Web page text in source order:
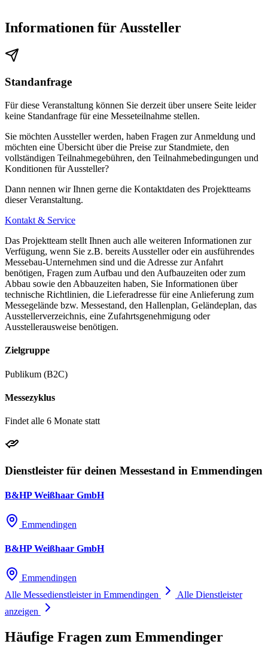
Informationen für Aussteller
Standanfrage
Für diese Veranstaltung können Sie derzeit über unsere Seite leider
keine Standanfrage für eine Messeteilnahme stellen.
Sie möchten Aussteller werden, haben Fragen zur Anmeldung und
möchten eine Übersicht über die Preise zur Standmiete, den
vollständigen Teilnahmegebühren, den Teilnahmebedingungen und
Konditionen für Aussteller?
Dann nennen wir Ihnen gerne die Kontaktdaten des Projektteams
dieser Veranstaltung.
Kontakt & Service
Das Projektteam stellt Ihnen auch alle weiteren Informationen zur
Verfügung, wenn Sie z.B. bereits Aussteller oder ein ausführendes
Messebau-Unternehmen sind und die Adresse zur Anfahrt
benötigen, Fragen zum Aufbau und den Aufbauzeiten oder zum
Abbau sowie den Abbauzeiten haben, Sie Informationen über
technische Richtlinien, die Lieferadresse für eine Anlieferung zum
Messegelände bzw. Messestand, den Hallenplan, Geländeplan, das
Ausstellerverzeichnis, eine Zufahrtsgenehmigung oder
Ausstellerausweise benötigen.
Zielgruppe
Publikum (B2C)
Messezyklus
Findet alle 6 Monate statt
Dienstleister für deinen Messestand in Emmendingen
B&HP Weißhaar GmbH
Emmendingen
B&HP Weißhaar GmbH
Emmendingen
Alle Messedienstleister in Emmendingen
Alle Dienstleister
anzeigen
Häufige Fragen zum Emmendinger